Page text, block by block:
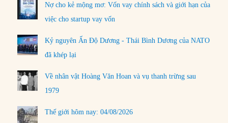
Nợ cho kẻ mộng mơ: Vốn vay chính sách và giới hạn của
việc cho startup vay vốn
Kỷ nguyên Ấn Độ Dương - Thái Bình Dương của NATO
đã khép lại
Về nhân vật Hoàng Văn Hoan và vụ thanh trừng sau
1979
Thế giới hôm nay: 04/08/2026